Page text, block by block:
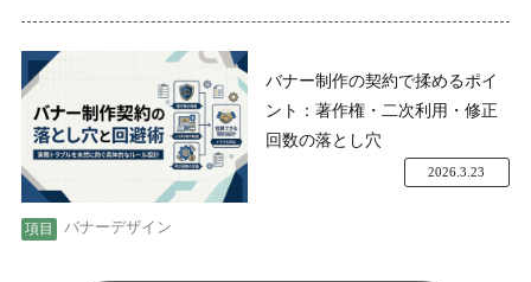
バナー制作の契約で揉めるポイ
ント：著作権・二次利用・修正
回数の落とし穴
バナーデザイン
2026.3.23